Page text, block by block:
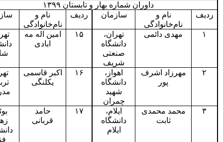
داوران شماره بهار و تابستان ۱۳۹۹
نام‌خانوادگی
سازمان ردیف
نام و
نام‌خانوادگی
سازمان
مهدی دائمی
تهران،
دانشگاه
صنعتی
۱۵
امین اله مه
تهران،
دانشگاه
مهرزاد اشرف
اهواز،
دانشگاه
چمران
اکبر قاسمی
یکلنگی
تهران
مدرس
محمد محمدی
ایلام،
دانشگاه
دانشکده